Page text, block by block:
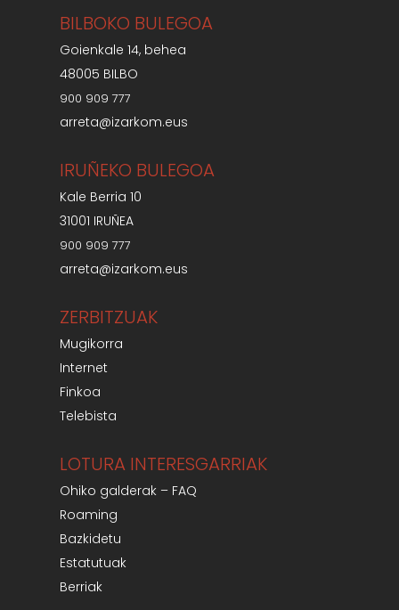
BILBOKO BULEGOA
Goienkale 14, behea
48005 BILBO
900 909 777
arreta@izarkom.eus
IRUÑEKO BULEGOA
Kale Berria 10
31001 IRUÑEA
900 909 777
arreta@izarkom.eus
ZERBITZUAK
Mugikorra
Internet
Finkoa
Telebista
LOTURA INTERESGARRIAK
Ohiko galderak – FAQ
Roaming
Bazkidetu
Estatutuak
Berriak